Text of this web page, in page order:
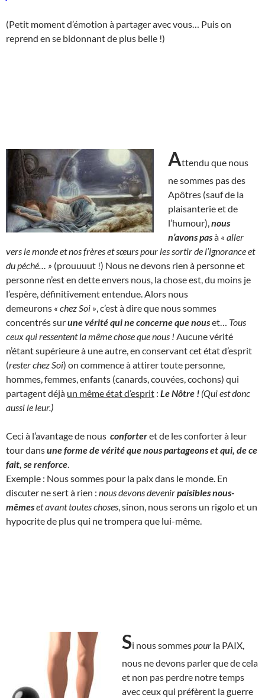
(Petit moment d’émotion à partager avec vous… Puis on
reprend en se bidonnant de plus belle !)
Attendu que nous
ne sommes pas des
Apôtres (sauf de la
plaisanterie et de
l’humour), nous
n’avons pasà « aller
vers le monde et nos frères et sœurs pour les sortir de l’ignorance et
du péché… » (prouuuut !) Nous ne devons rien à personne et
personne n’est en dette envers nous, la chose est, du moins je
l’espère, définitivement entendue. Alors nous
demeurons « chez Soi » , c’est à dire que nous sommes
concentrés surune vérité qui ne concerne que nouset… Tous
ceux qui ressentent la même chose que nous ! Aucune vérité
n’étant supérieure à une autre, en conservant cet état d’esprit
(rester chez Soi) on commence à attirer toute personne,
hommes, femmes, enfants (canards, couvées, cochons) qui
partagent déjà un même état d’esprit : Le Nôtre ! (Qui est donc
aussi le leur.)
Ceci à l’avantage de nous conforteret de les conforter à leur
tour dansune forme de vérité que nous partageons et qui, de ce
fait, se renforce
Exemple : Nous sommes pour la paix dans le monde. En
discuter ne sert à rien : nous devons devenirpaisibles nous-
mêmeset avant toutes choses , sinon, nous serons un rigolo et un
hypocrite de plus qui ne trompera que lui-même.
Si nous sommespour la PAIX,
nous ne devons parler que de cela
et non pas perdre notre temps
avec ceux qui préfèrent la guerre